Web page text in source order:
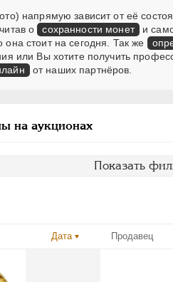
напрямую зависит от её
о сохранности монет и
стоит на сегодня. Так же
или Вы хотите получить
от наших партнёров.
на аукционах
Показать
Дата Продавец